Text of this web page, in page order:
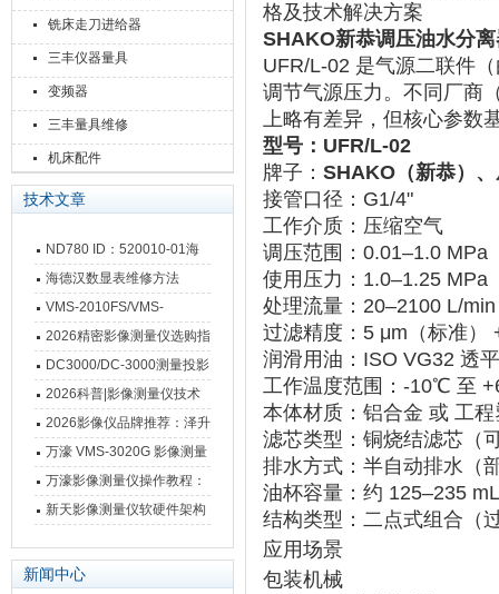
铣床走刀进给器
三丰仪器量具
变频器
三丰量具维修
机床配件
技术文章
ND780 ID：520010-01海
德汉数显表故障维修内容
海德汉数显表维修方法
VMS-2010FS/VMS-
3020FS/VMS-4030FS手动
影像测量仪技术参数
2026精密影像测量仪选购指
南 靠谱品牌一站式选型推荐
DC3000/DC-3000测量投影
仪万濠数据处理器数显表故
障维修方法
2026科普|影像测量仪技术
原理、分类及选型应用
2026影像仪品牌推荐：泽升
影像测量仪选型指南
万濠 VMS-3020G 影像测量
仪技术规格与应用解析
万濠影像测量仪操作教程：
从开机到出报告，新手也能
新天影像测量仪软硬件架构
新闻中心
格及技术解决方案
SHAKO新恭调压油水分
UFR/L-02 ‌ 是气源二联件
调节气源压力。不同厂商
上略有差异，但核心参数
型号 ‌：UFR/L-02
牌子： SHAKO（新恭）
接管口径 ‌：‌ G1/4"
工作介质 ‌：‌ 压缩空气
调压范围 ‌：‌ 0.01–1.0 MPa
使用压力 ‌：‌ 1.0–1.25 MPa
处理流量 ‌：‌ 20–2100 L/min
过滤精度 ‌：‌ 5 μm（标准）
润滑用油 ‌：‌ ISO VG32 透
工作温度范围 ‌：‌ -10℃ 至
本体材质 ‌：‌ 铝合金 ‌ 或 ‌ 工
滤芯类型 ‌：‌ 铜烧结滤芯 （
排水方式 ‌：‌ 半自动排水 （
油杯容量 ‌：约 ‌ 125–235 mL
结构类型 ‌：‌ 二点式组合 （
应用场景
包装机械